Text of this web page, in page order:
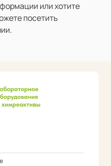
или хотите
посетить